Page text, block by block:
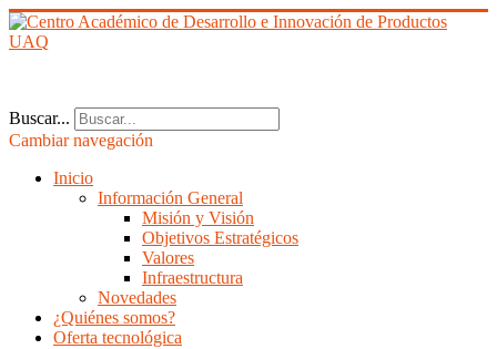
Buscar...
Cambiar navegación
Inicio
Información General
Misión y Visión
Objetivos Estratégicos
Valores
Infraestructura
Novedades
¿Quiénes somos?
Oferta tecnológica